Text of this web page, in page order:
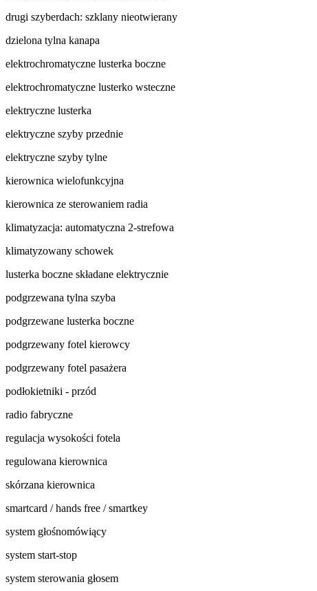
drugi szyberdach: szklany nieotwierany
dzielona tylna kanapa
elektrochromatyczne lusterka boczne
elektrochromatyczne lusterko wsteczne
elektryczne lusterka
elektryczne szyby przednie
elektryczne szyby tylne
kierownica wielofunkcyjna
kierownica ze sterowaniem radia
klimatyzacja: automatyczna 2-strefowa
klimatyzowany schowek
lusterka boczne składane elektrycznie
podgrzewana tylna szyba
podgrzewane lusterka boczne
podgrzewany fotel kierowcy
podgrzewany fotel pasażera
podłokietniki - przód
radio fabryczne
regulacja wysokości fotela
regulowana kierownica
skórzana kierownica
smartcard / hands free / smartkey
system głośnomówiący
system start-stop
system sterowania głosem